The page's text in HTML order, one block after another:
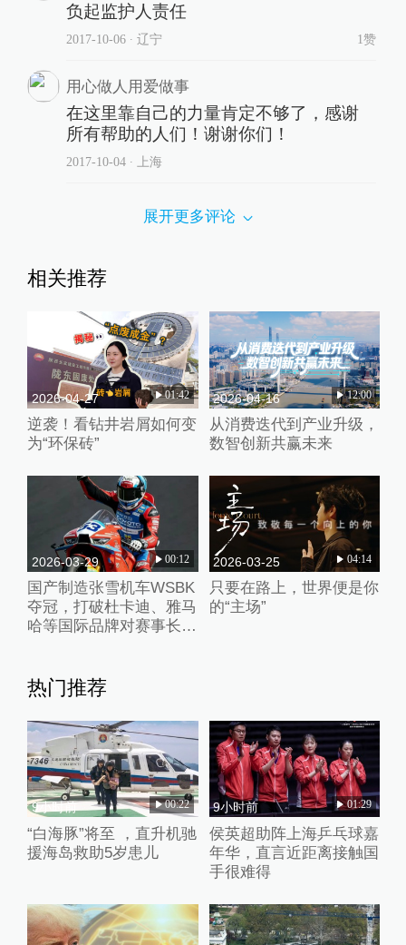
负起监护人责任
2017-10-06∙ 辽宁 1赞
用心做人用爱做事
在这里靠自己的力量肯定不够了，感谢
所有帮助的人们！谢谢你们！
2017-10-04∙ 上海
展开更多评论
相关推荐
2026-04-27 01:42
逆袭！看钻井岩屑如何变
为“环保砖”
2026-04-16 12:00
从消费迭代到产业升级，
数智创新共赢未来
2026-03-29 00:12
国产制造张雪机车WSBK
夺冠，打破杜卡迪、雅马
哈等国际品牌对赛事长期
2026-03-25 04:14
只要在路上，世界便是你
的“主场”
热门推荐
9小时前 00:22
“白海豚”将至 ，直升机驰
援海岛救助5岁患儿
9小时前 01:29
侯英超助阵上海乒乓球嘉
年华，直言近距离接触国
手很难得